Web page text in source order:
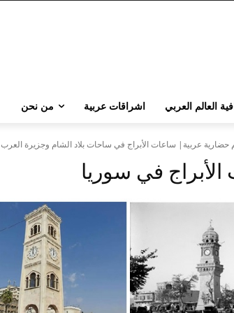
العالم العربي اشراقات عربية من نحن
حضارية عربية| ساعات الأبراج في ساحات بلاد الشام وجزيرة العرب
في سوريا